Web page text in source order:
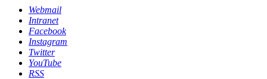
Webmail
Intranet
Facebook
Instagram
Twitter
YouTube
RSS